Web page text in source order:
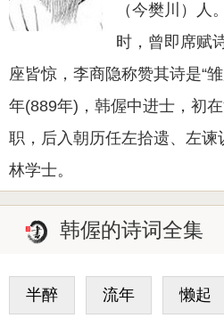
（今樊川）人
时，曾即席赋
座皆惊，李商隐称赞其诗是“
年(889年)，韩偓中进士，初
职，后入朝历任左拾遗、左谏
林学士。
韩偓的诗词全集
半醉 流年 懒起